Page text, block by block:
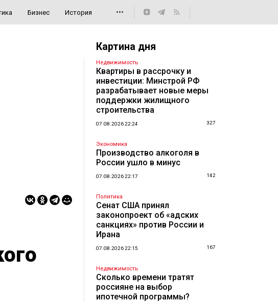
Бизнес История •••
Картина дня
Недвижимость
Квартиры в рассрочку и
инвестиции: Минстрой РФ
разрабатывает новые меры
поддержки жилищного
строительства
07.08.2026 22:24 327
Экономика
Производство алкоголя в
России ушло в минус
07.08.2026 22:17 142
Политика
Сенат США принял
законопроект об «адских
санкциях» против России и
Ирана
07.08.2026 22:15 167
Недвижимость
Сколько времени тратят
россияне на выбор
ипотечной программы?